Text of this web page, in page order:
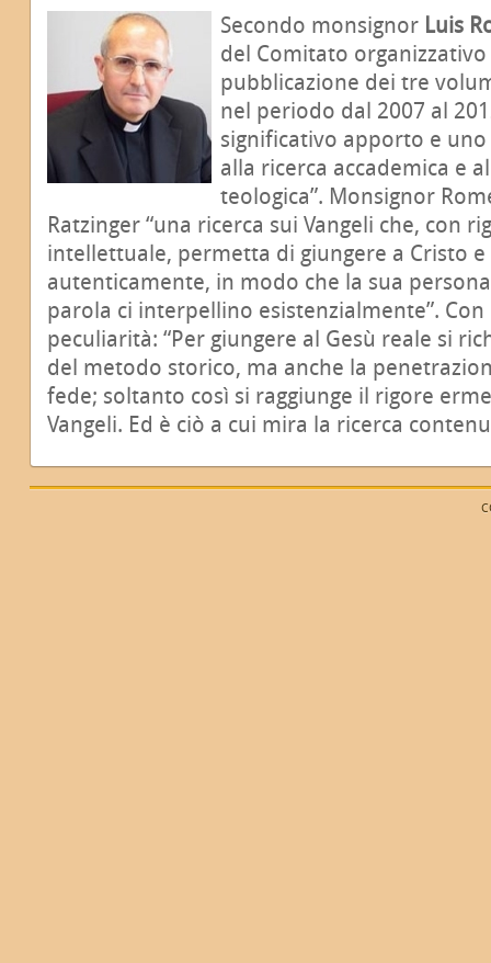
Secondo monsignor Luis
del Comitato organizzativo
pubblicazione dei tre
nel periodo dal 2007 al
significativo apporto e
alla ricerca accademica e
teologica”. Monsignor
Ratzinger “una ricerca sui Vangeli che, con
intellettuale, permetta di giungere a Cristo
autenticamente, in modo che la sua
parola ci interpellino esistenzialmente”.
peculiarità: “Per giungere al Gesù reale si
del metodo storico, ma anche la
fede; soltanto così si raggiunge il rigore
Vangeli. Ed è ciò a cui mira la ricerca